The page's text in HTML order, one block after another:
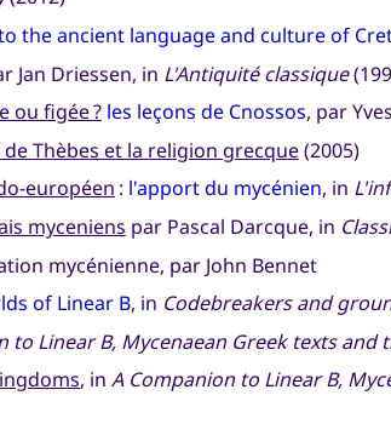
the ancient language and culture of
Jan Driessen, in L'Antiquité classique
ou figée ? les leçons de Cnossos, par
Thèbes et la religion grecque(2005)
européen : l'apport du mycénien, in
myceniens par Pascal Darcque, in
mycénienne, par John Bennet
of Linear B, in Codebreakers and
to Linear B, Mycenaean Greek texts and
, in A Companion to Linear B,